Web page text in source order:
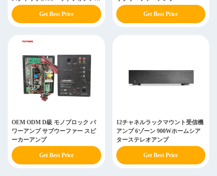
プ
Get Best Price
Get Best Price
OEM ODM D級 モノブロック パ
ワーアンプ サブウーファー スピ
ーカーアンプ
Get Best Price
12チャネルラックマウント受信機
アンプ 6ゾーン 900Wホームシア
ターステレオアンプ
Get Best Price